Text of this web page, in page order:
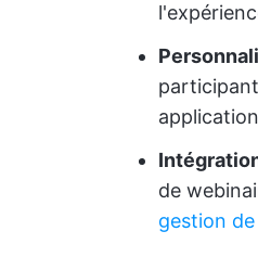
de
gestion